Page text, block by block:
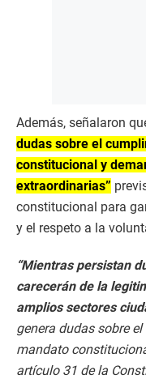
Además, señalaron
dudas sobre el
constitucional y
extraordinarias”
constitucional para
y el respeto a la
“Mientras persistan
carecerán de la
amplios sectores
genera dudas sobre
mandato
artículo 31 de la